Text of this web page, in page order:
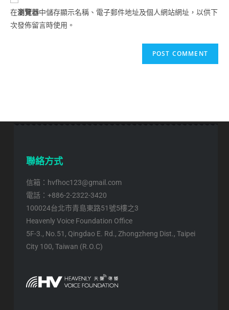
在瀏覽器中儲存顯示名稱、電子郵件地址及個人網站網址，以供下
次發佈留言時使用。
聯絡方式
信箱：hvfhoc123@gmail.com
電話：+886-2-2322-3420
100024台北市青島東路51號5樓之3
Heavenly Voice Foundation Office
5F-3., No.51, Qingdao E. Rd., Zhongzheng Dist., Taipei
City 100, Taiwan (R.O.C)